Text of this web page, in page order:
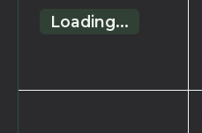
Loading...